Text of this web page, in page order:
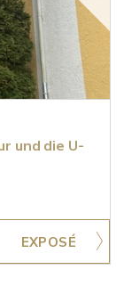
und die U-